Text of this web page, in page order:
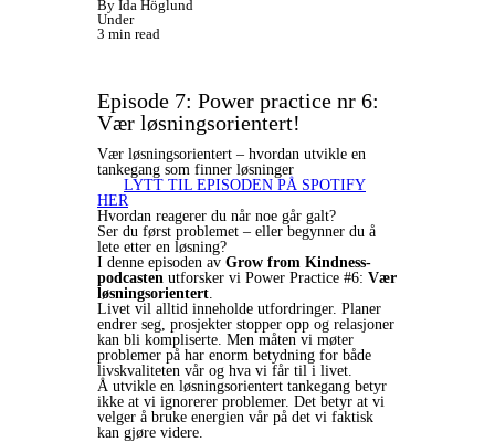
By Ida Höglund
Under
3 min read
Episode 7: Power practice nr 6:
Vær løsningsorientert!
Vær løsningsorientert – hvordan utvikle en
tankegang som finner løsninger
LYTT TIL EPISODEN PÅ SPOTIFY
HER
Hvordan reagerer du når noe går galt?
Ser du først problemet – eller begynner du å
lete etter en løsning?
I denne episoden av Grow from Kindness-
podcasten utforsker vi Power Practice #6: Vær
løsningsorientert.
Livet vil alltid inneholde utfordringer. Planer
endrer seg, prosjekter stopper opp og relasjoner
kan bli kompliserte. Men måten vi møter
problemer på har enorm betydning for både
livskvaliteten vår og hva vi får til i livet.
Å utvikle en løsningsorientert tankegang betyr
ikke at vi ignorerer problemer. Det betyr at vi
velger å bruke energien vår på det vi faktisk
kan gjøre videre.